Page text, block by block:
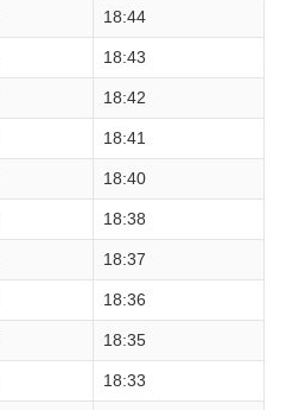
18:44
18:43
18:42
18:41
18:40
18:38
18:37
18:36
18:35
18:33